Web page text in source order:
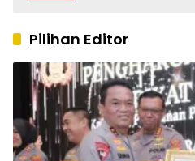
Pilihan Editor